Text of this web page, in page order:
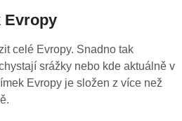
Evropy
celé Evropy. Snadno tak
srážky nebo kde aktuálně v
Evropy je složen z více než